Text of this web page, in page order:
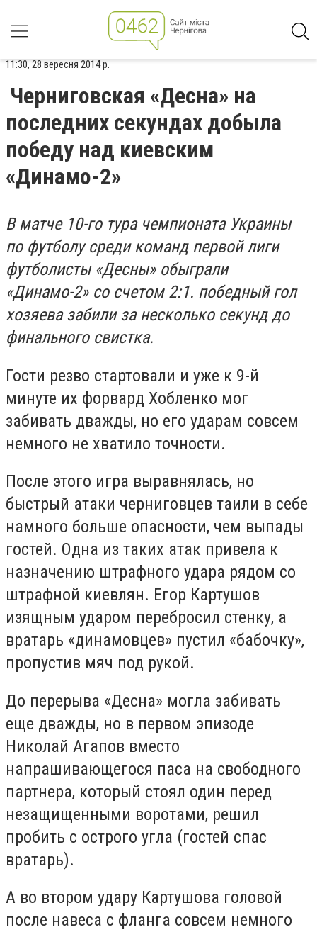
11:30, 28 вересня 2014 р.
Черниговская «Десна» на
последних секундах добыла
победу над киевским
«Динамо-2»
В матче 10-го тура чемпионата Украины
по футболу среди команд первой лиги
футболисты «Десны» обыграли
«Динамо-2» со счетом 2:1. победный гол
хозяева забили за несколько секунд до
финального свистка.
Гости резво стартовали и уже к 9-й
минуте их форвард Хобленко мог
забивать дважды, но его ударам совсем
немного не хватило точности.
После этого игра выравнялась, но
быстрый атаки черниговцев таили в себе
намного больше опасности, чем выпады
гостей. Одна из таких атак привела к
назначению штрафного удара рядом со
штрафной киевлян. Егор Картушов
изящным ударом перебросил стенку, а
вратарь «динамовцев» пустил «бабочку»,
пропустив мяч под рукой.
До перерыва «Десна» могла забивать
еще дважды, но в первом эпизоде
Николай Агапов вместо
напрашивающегося паса на свободного
партнера, который стоял один перед
незащищенными воротами, решил
пробить с острого угла (гостей спас
вратарь).
А во втором удару Картушова головой
после навеса с фланга совсем немного